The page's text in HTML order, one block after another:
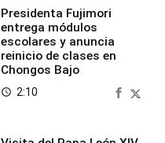
Presidenta Fujimori
entrega módulos
escolares y anuncia
reinicio de clases en
Chongos Bajo
access_time 2:10